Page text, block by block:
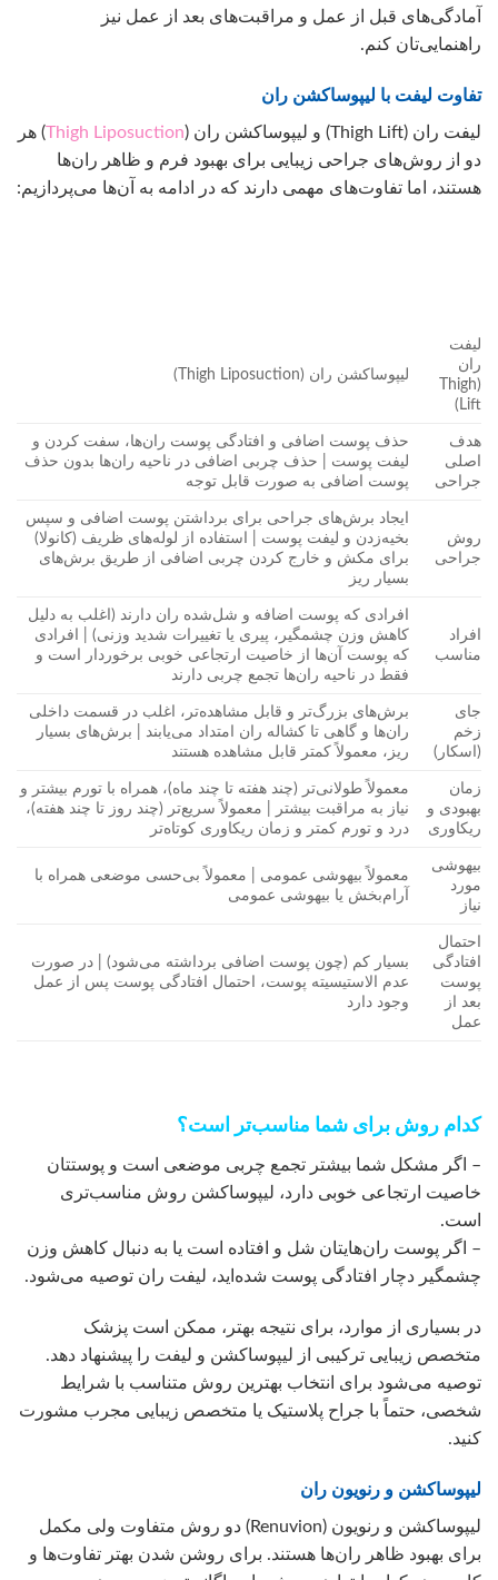
آمادگی‌های قبل از عمل و مراقبت‌های بعد از عمل نیز
راهنمایی‌تان کنم.
تفاوت لیفت با لیپوساکشن ران
لیفت ران (Thigh Lift) و لیپوساکشن ران ( Thigh Liposuction) هر
دو از روش‌های جراحی زیبایی برای بهبود فرم و ظاهر ران‌ها
هستند، اما تفاوت‌های مهمی دارند که در ادامه به آن‌ها می‌پردازیم:
لیفت
ران
(Thigh
Lift)
لیپوساکشن ران (Thigh Liposuction)
هدف
اصلی
جراحی
حذف پوست اضافی و افتادگی پوست ران‌ها، سفت کردن و
لیفت پوست | حذف چربی اضافی در ناحیه ران‌ها بدون حذف
پوست اضافی به صورت قابل توجه
روش
جراحی
ایجاد برش‌های جراحی برای برداشتن پوست اضافی و سپس
بخیه‌زدن و لیفت پوست | استفاده از لوله‌های ظریف (کانولا)
برای مکش و خارج کردن چربی اضافی از طریق برش‌های
بسیار ریز
افراد
مناسب
افرادی که پوست اضافه و شل‌شده ران دارند (اغلب به دلیل
کاهش وزن چشمگیر، پیری یا تغییرات شدید وزنی) | افرادی
که پوست آن‌ها از خاصیت ارتجاعی خوبی برخوردار است و
فقط در ناحیه ران‌ها تجمع چربی دارند
جای
زخم
(اسکار)
برش‌های بزرگ‌تر و قابل مشاهده‌تر، اغلب در قسمت داخلی
ران‌ها و گاهی تا کشاله ران امتداد می‌یابند | برش‌های بسیار
ریز، معمولاً کمتر قابل مشاهده هستند
زمان
بهبودی و
ریکاوری
معمولاً طولانی‌تر (چند هفته تا چند ماه)، همراه با تورم بیشتر و
نیاز به مراقبت بیشتر | معمولاً سریع‌تر (چند روز تا چند هفته)،
درد و تورم کمتر و زمان ریکاوری کوتاه‌تر
بیهوشی
مورد
نیاز
معمولاً بیهوشی عمومی | معمولاً بی‌حسی موضعی همراه با
آرام‌بخش یا بیهوشی عمومی
احتمال
افتادگی
پوست
بعد از
عمل
بسیار کم (چون پوست اضافی برداشته می‌شود) | در صورت
عدم الاستیسیته پوست، احتمال افتادگی پوست پس از عمل
وجود دارد
کدام روش برای شما مناسب‌تر است؟
– اگر مشکل شما بیشتر تجمع چربی موضعی است و پوستتان
خاصیت ارتجاعی خوبی دارد، لیپوساکشن روش مناسب‌تری
است.
– اگر پوست ران‌هایتان شل و افتاده است یا به دنبال کاهش وزن
چشمگیر دچار افتادگی پوست شده‌اید، لیفت ران توصیه می‌شود.
در بسیاری از موارد، برای نتیجه بهتر، ممکن است پزشک
متخصص زیبایی ترکیبی از لیپوساکشن و لیفت را پیشنهاد دهد.
توصیه می‌شود برای انتخاب بهترین روش متناسب با شرایط
شخصی، حتماً با جراح پلاستیک یا متخصص زیبایی مجرب مشورت
کنید.
لیپوساکشن و رنویون ران
لیپوساکشن و رنویون (Renuvion) دو روش متفاوت ولی مکمل
برای بهبود ظاهر ران‌ها هستند. برای روشن شدن بهتر تفاوت‌ها و